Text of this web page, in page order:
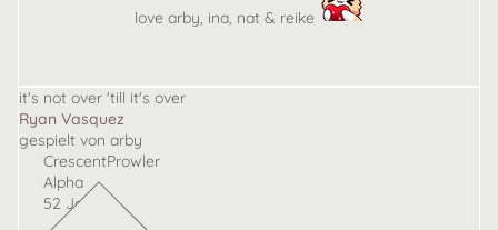
love arby, ina, nat & reike
it's not over 'till it's over
Ryan Vasquez
gespielt von arby
CrescentProwler
Alpha
52 Jahre